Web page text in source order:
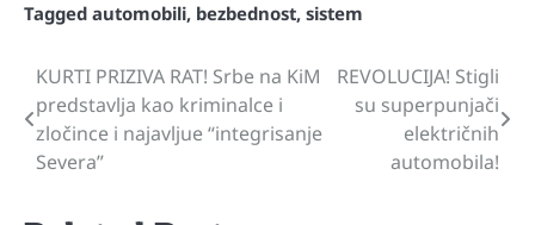
Tagged automobili, bezbednost, sistem
Navigacija
članaka
KURTI PRIZIVA RAT! Srbe na KiM
predstavlja kao kriminalce i
zločince i najavljue “integrisanje
Severa”
REVOLUCIJA! Stigli
su superpunjači
električnih
automobila!